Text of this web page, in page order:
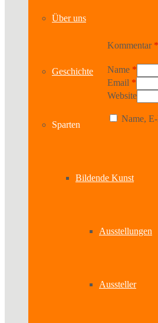
Über uns
Geschichte
Sparten
Bildende Kunst
Ausstellungen
Aussteller
Kommentar *
Name *
Email *
Website
Name,